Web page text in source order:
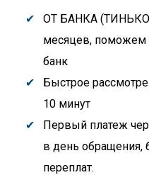
ОТ БАНКА
месяцев, поможем
банк
Быстрое
10 минут
Первый платеж
в день обращения,
переплат.